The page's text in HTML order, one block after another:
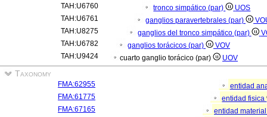
TAH:U6760
tronco simpático (par)
UOS
TAH:U6761
ganglios paravertebrales (par)
TAH:U8275
ganglios del tronco simpático (par)
TAH:U6782
ganglios torácicos (par)
VOV
TAH:U9424
cuarto ganglio torácico (par) UOV
Taxonomy
FMA:62955
entidad
FMA:61775
entidad fisica
FMA:67165
entidad